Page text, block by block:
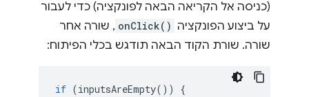
(כניסה אל הקריאה הבאה לפונקציה) כדי לעבור
על ביצוע הפונקציה onClick() , שורה אחר
שורה. שורת הקוד הבאה תודגש בכלי הפיתוח:
if (inputsAreEmpty()) {